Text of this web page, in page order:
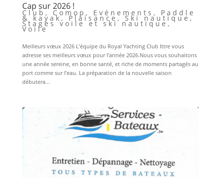
Cap sur 2026 !
Club , Comop , Evénements , Paddle
& kayak,Plaisance ,Ski nautique ,
Stages voile et ski nautique ,
Voile
Meilleurs vœux 2026 L’équipe du Royal Yachting Club Ittre vous
adresse ses meilleurs vœux pour l’année 2026.Nous vous souhaitons
une année sereine, en bonne santé, et riche de moments partagés au
port comme sur l’eau. La préparation de la nouvelle saison
débutera...